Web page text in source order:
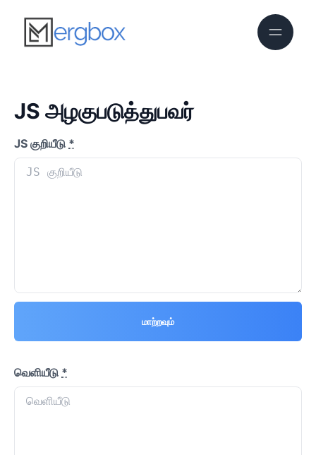
JS அழகுபடுத்துபவர்
JS குறியீடு *
மாற்றவும்
வெளியீடு *